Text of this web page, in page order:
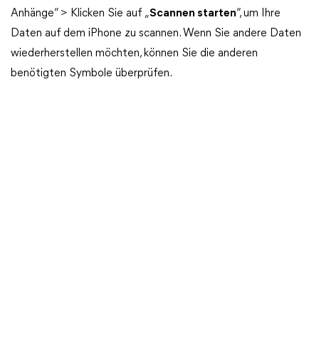
Anhänge“ > Klicken Sie auf „Scannen starten“, um Ihre
Daten auf dem iPhone zu scannen. Wenn Sie andere Daten
wiederherstellen möchten, können Sie die anderen
benötigten Symbole überprüfen.